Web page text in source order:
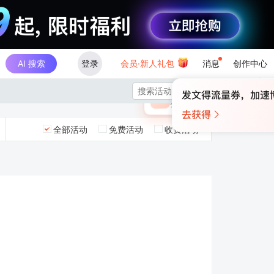
AI 搜索 登录 会员·新人礼包 消息 创作中心
×
🎁 未登录
登录领取最高

全部活动 免费活动 收费活动